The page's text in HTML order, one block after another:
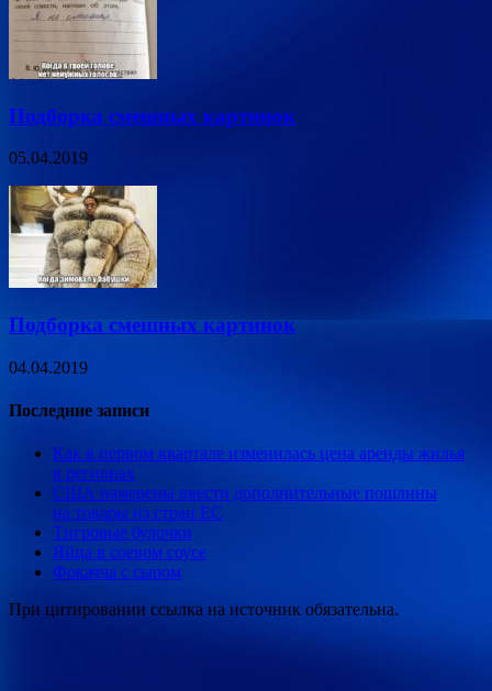
Подборка смешных картинок
05.04.2019
Подборка смешных картинок
04.04.2019
Последние записи
Как в первом квартале изменилась цена аренды жилья
в регионах
США намерены ввести дополнительные пошлины
на товары из стран ЕС
Тигровые булочки
Яйца в соевом соусе
Фокачча с сыром
При цитировании ссылка на источник обязательна.